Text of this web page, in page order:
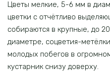
Цветы мелкие, 5-6 мм в
цветки с отчётливо
собираются в крупные, до
диаметре, соцветия-
молодых побегов в
кустарник снизу доверху.